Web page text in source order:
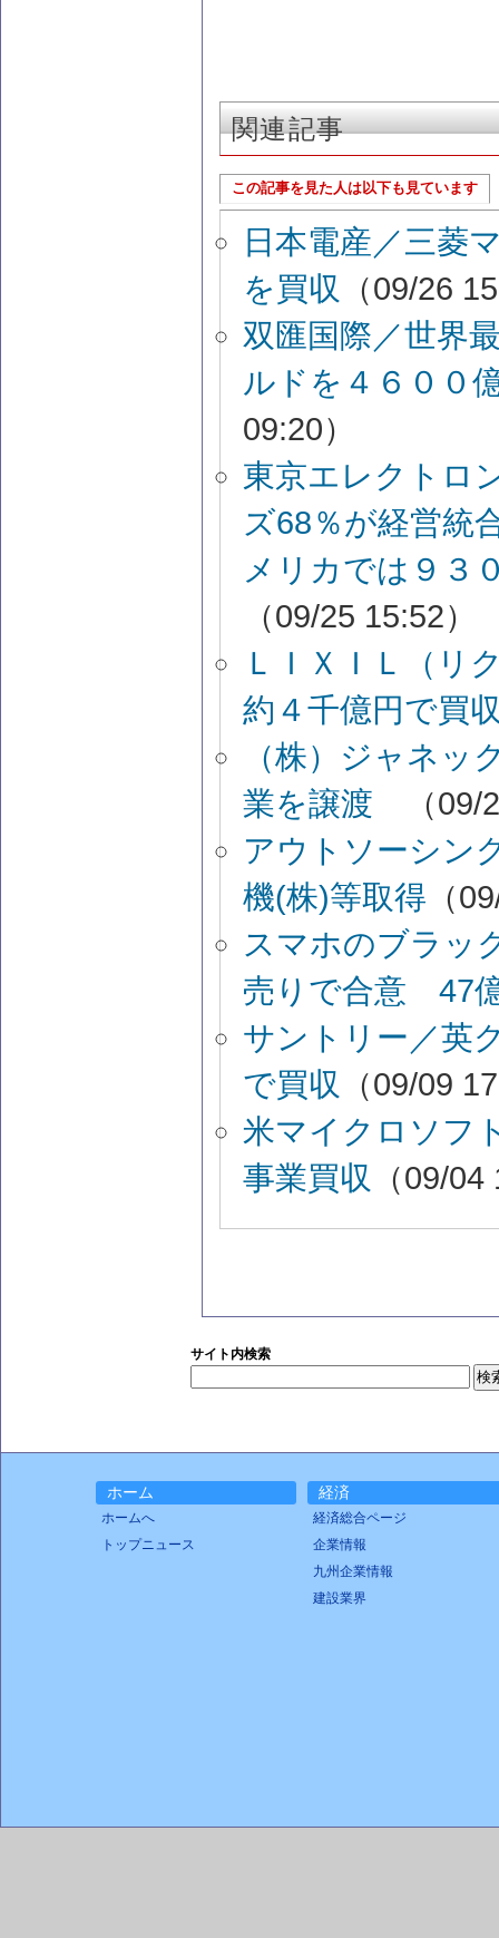
関連記事
この記事を見た人は以下も見ています
日本電産／三菱
を買収
（09/26
双匯国際／世界
ルドを４６００
09:20）
東京エレクトロ
ズ68％が経営
メリカでは９３
（09/25 15:52）
ＬＩＸＩＬ（リ
約４千億円で買
（株）ジャネッ
業を譲渡
（
アウトソーシン
機(株)等取得 （
スマホのブラッ
売りで合意 47
サントリー／英
で買収
（09/09
米マイクロソフ
事業買収
（09/
サイト内検索
ホーム
ホームへ
トップニュース
経済
経済総合ページ
企業情報
九州企業情報
建設業界